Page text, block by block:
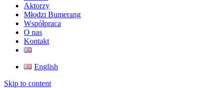
Aktorzy
Młodzi Bumerang
Współpraca
O nas
Kontakt
English
Skip to content